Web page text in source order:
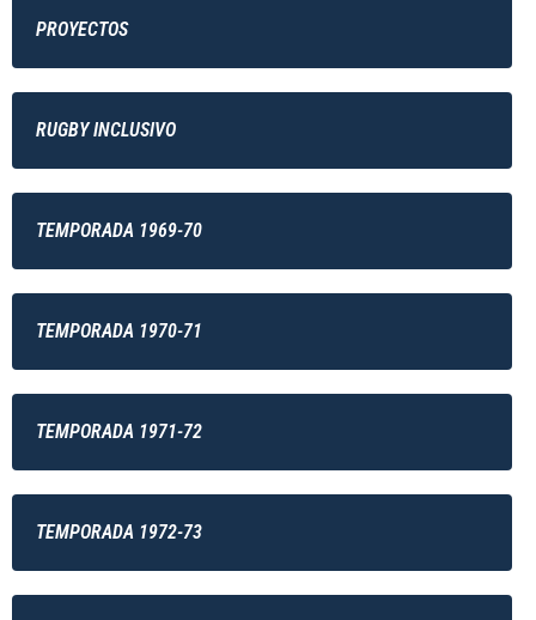
PROYECTOS
RUGBY INCLUSIVO
TEMPORADA 1969-70
TEMPORADA 1970-71
TEMPORADA 1971-72
TEMPORADA 1972-73